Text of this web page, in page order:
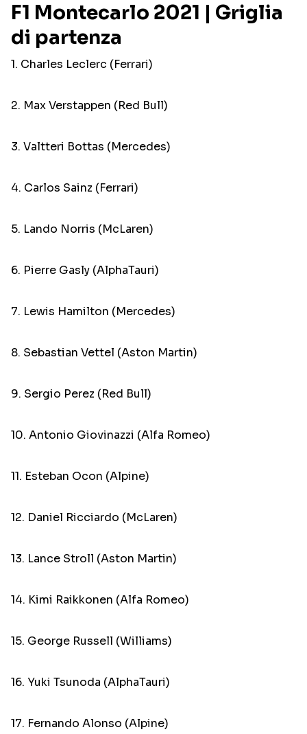
F1 Montecarlo 2021 | Griglia
di partenza
1. Charles Leclerc (Ferrari)
2. Max Verstappen (Red Bull)
3. Valtteri Bottas (Mercedes)
4. Carlos Sainz (Ferrari)
5. Lando Norris (McLaren)
6. Pierre Gasly (AlphaTauri)
7. Lewis Hamilton (Mercedes)
8. Sebastian Vettel (Aston Martin)
9. Sergio Perez (Red Bull)
10. Antonio Giovinazzi (Alfa Romeo)
11. Esteban Ocon (Alpine)
12. Daniel Ricciardo (McLaren)
13. Lance Stroll (Aston Martin)
14. Kimi Raikkonen (Alfa Romeo)
15. George Russell (Williams)
16. Yuki Tsunoda (AlphaTauri)
17. Fernando Alonso (Alpine)